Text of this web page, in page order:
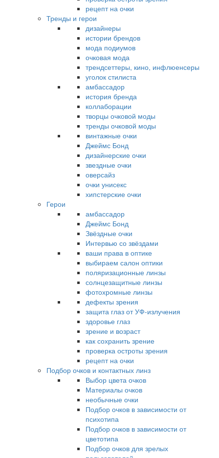
рецепт на очки
Тренды и герои
дизайнеры
истории брендов
мода подиумов
очковая мода
трендсеттеры, кино, инфлюенсеры
уголок стилиста
амбассадор
история бренда
коллаборации
творцы очковой моды
тренды очковой моды
винтажные очки
Джеймс Бонд
дизайнерские очки
звездные очки
оверсайз
очки унисекс
хипстерские очки
Герои
амбассадор
Джеймс Бонд
Звёздные очки
Интервью со звёздами
ваши права в оптике
выбираем салон оптики
поляризационные линзы
солнцезащитные линзы
фотохромные линзы
дефекты зрения
защита глаз от УФ-излучения
здоровье глаз
зрение и возраст
как сохранить зрение
проверка остроты зрения
рецепт на очки
Подбор очков и контактных линз
Выбор цвета очков
Материалы очков
необычные очки
Подбор очков в зависимости от
психотипа
Подбор очков в зависимости от
цветотипа
Подбор очков для зрелых